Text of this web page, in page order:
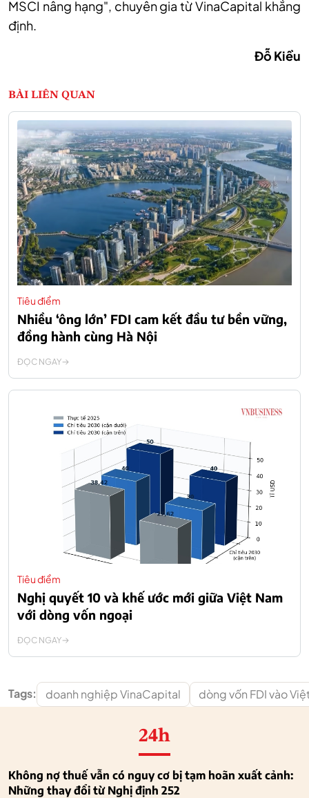
MSCI nâng hạng", chuyên gia từ VinaCapital khẳng
định.
Đỗ Kiều
BÀI LIÊN QUAN
Tiêu điểm
Nhiều ‘ông lớn’ FDI cam kết đầu tư bền vững,
đồng hành cùng Hà Nội
ĐỌC NGAY
Tiêu điểm
Nghị quyết 10 và khế ước mới giữa Việt Nam
với dòng vốn ngoại
ĐỌC NGAY
Tags: doanh nghiệp VinaCapital dòng vốn FDI vào
24h
Không nợ thuế vẫn có nguy cơ bị tạm hoãn xuất cảnh:
Những thay đổi từ Nghị định 252